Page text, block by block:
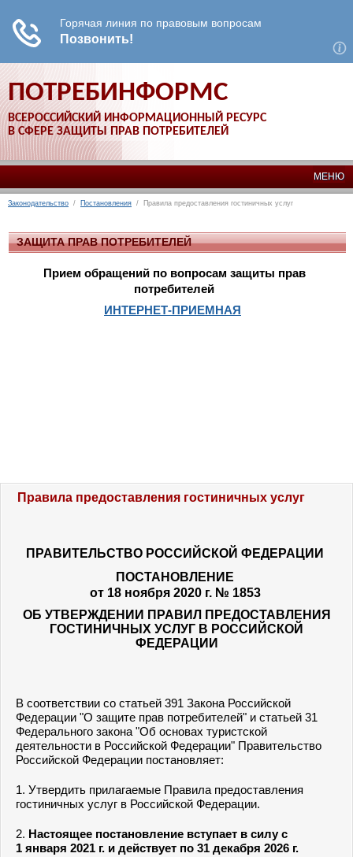
ПОТРЕБИНФОРМС
ВСЕРОССИЙСКИЙ ИНФОРМАЦИОННЫЙ РЕСУРС
В СФЕРЕ ЗАЩИТЫ ПРАВ ПОТРЕБИТЕЛЕЙ
МЕНЮ
Законодательство / Постановления / Правила предоставления гостиничных услуг
ЗАЩИТА ПРАВ ПОТРЕБИТЕЛЕЙ
Прием обращений по вопросам защиты прав
потребителей
ИНТЕРНЕТ-ПРИЕМНАЯ
Правила предоставления гостиничных услуг
ПРАВИТЕЛЬСТВО РОССИЙСКОЙ ФЕДЕРАЦИИ
ПОСТАНОВЛЕНИЕ
от 18 ноября 2020 г. № 1853
ОБ УТВЕРЖДЕНИИ ПРАВИЛ ПРЕДОСТАВЛЕНИЯ
ГОСТИНИЧНЫХ УСЛУГ В РОССИЙСКОЙ
ФЕДЕРАЦИИ
В соответствии со статьей 391 Закона Российской
Федерации "О защите прав потребителей" и статьей 31
Федерального закона "Об основах туристской
деятельности в Российской Федерации" Правительство
Российской Федерации постановляет:
1. Утвердить прилагаемые Правила предоставления
гостиничных услуг в Российской Федерации.
2. Настоящее постановление вступает в силу с
1 января 2021 г. и действует по 31 декабря 2026 г.